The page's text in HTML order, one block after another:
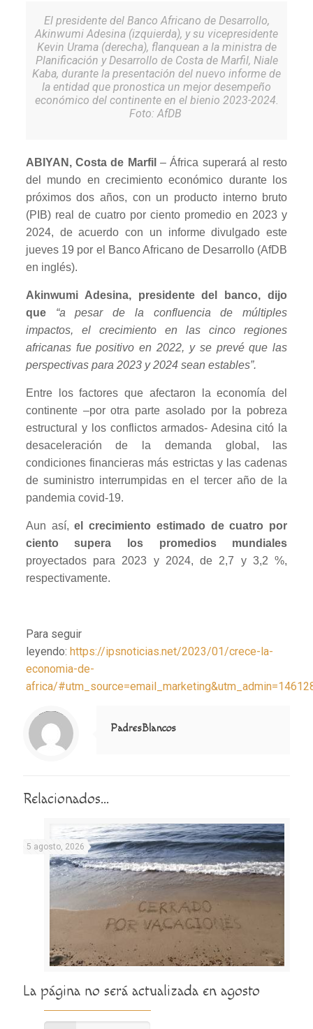
El presidente del Banco Africano de Desarrollo,
Akinwumi Adesina (izquierda), y su vicepresidente
Kevin Urama (derecha), flanquean a la ministra de
Planificación y Desarrollo de Costa de Marfil, Niale
Kaba, durante la presentación del nuevo informe de
la entidad que pronostica un mejor desempeño
económico del continente en el bienio 2023-2024.
Foto: AfDB
ABIYAN, Costa de Marfil – África superará al resto
del mundo en crecimiento económico durante los
próximos dos años, con un producto interno bruto
(PIB) real de cuatro por ciento promedio en 2023 y
2024, de acuerdo con un informe divulgado este
jueves 19 por el Banco Africano de Desarrollo (AfDB
en inglés).
Akinwumi Adesina, presidente del banco, dijo
que
“a pesar de la confluencia de múltiples
impactos, el crecimiento en las cinco regiones
africanas fue positivo en 2022, y se prevé que las
perspectivas para 2023 y 2024 sean estables”.
Entre los factores que afectaron la economía del
continente –por otra parte asolado por la pobreza
estructural y los conflictos armados- Adesina citó la
desaceleración de la demanda global, las
condiciones financieras más estrictas y las cadenas
de suministro interrumpidas en el tercer año de la
pandemia covid-19.
Aun así,el crecimiento estimado de cuatro por
ciento supera los promedios mundiales
proyectados para 2023 y 2024, de 2,7 y 3,2 %,
respectivamente.
Para seguir
leyendo: https://ipsnoticias.net/2023/01/crece-la-
economia-de-
africa/
Notice
: Trying to access array offset on value of type null in
/home/misioner/public_html/padresblancos/themes/betheme/includes/content-single.php
on line
286
PadresBlancos
Relacionados...
5 agosto, 2026
La página no será actualizada en agosto